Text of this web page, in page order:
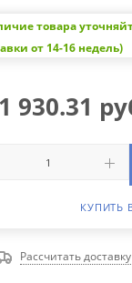
товара
от 14-16 недель)
1 930.31
КУПИТЬ
Рассчитать доставку